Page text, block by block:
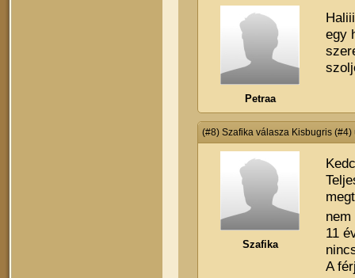
Petraa
egy
(#8) Szafika válasza Kisbugris (#4)
Szafika
11
A